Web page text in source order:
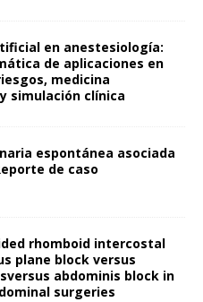
en anestesiología:
de aplicaciones en
medicina
simulación clínica
espontánea asociada
de caso
rhomboid intercostal
plane block versus
abdominis block in
surgeries